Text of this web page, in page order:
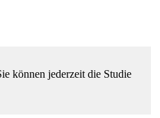
können jederzeit die Studie